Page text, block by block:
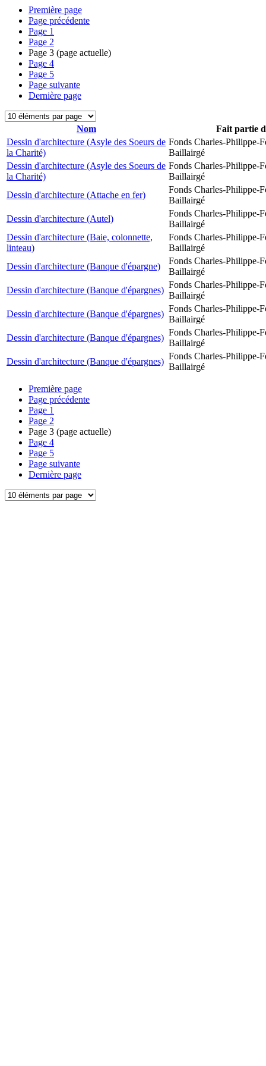
Première page
Page précédente
Page 1
Page 2
Page 3 (page actuelle)
Page 4
Page 5
Page suivante
Dernière page
Nom
Fait partie
Dessin d'architecture (Asyle des Soeurs de
la Charité)
Fonds Charles-Philippe-
Baillairgé
Dessin d'architecture (Asyle des Soeurs de
la Charité)
Fonds Charles-Philippe-
Baillairgé
Dessin d'architecture (Attache en fer)
Fonds Charles-Philippe-
Baillairgé
Dessin d'architecture (Autel)
Fonds Charles-Philippe-
Baillairgé
Dessin d'architecture (Baie, colonnette,
linteau)
Fonds Charles-Philippe-
Baillairgé
Dessin d'architecture (Banque d'épargne)
Fonds Charles-Philippe-
Baillairgé
Dessin d'architecture (Banque d'épargnes)
Fonds Charles-Philippe-
Baillairgé
Dessin d'architecture (Banque d'épargnes)
Fonds Charles-Philippe-
Baillairgé
Dessin d'architecture (Banque d'épargnes)
Fonds Charles-Philippe-
Baillairgé
Dessin d'architecture (Banque d'épargnes)
Fonds Charles-Philippe-
Baillairgé
Première page
Page précédente
Page 1
Page 2
Page 3 (page actuelle)
Page 4
Page 5
Page suivante
Dernière page